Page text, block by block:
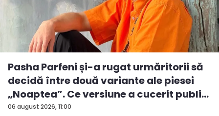
06 august 2026, 11:00
Pasha Parfeni și-a rugat urmăritorii să
decidă între două variante ale piesei
„Noaptea”. Ce versiune a cucerit publi...